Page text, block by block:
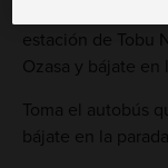
en autobús,
estación de Tobu
Ozasa y bájate en
Toma el autobús
bájate en la